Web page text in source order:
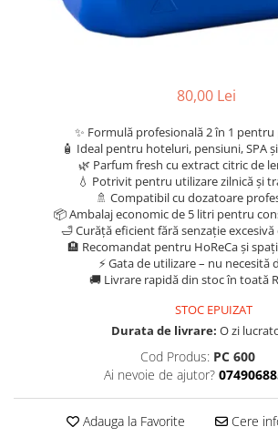
80,00 Lei
✨ Formulă profesională 2 în 1 pentru
🧴 Ideal pentru hoteluri, pensiuni, SPA
🌿 Parfum fresh cu extract citric de
💧 Potrivit pentru utilizare zilnică și
🚿 Compatibil cu dozatoare
📦 Ambalaj economic de 5 litri pentru
🛁 Curăță eficient fără senzație
🏨 Recomandat pentru HoReCa și
⚡ Gata de utilizare – nu necesită
🚚 Livrare rapidă din stoc în toată
STOC EPUIZAT
Durata de livrare: O zi
Cod Produs: PC 600
Ai nevoie de ajutor?
Adauga la Favorite Cere